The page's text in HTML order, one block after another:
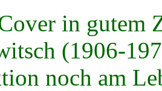
in gutem
(1906-
noch am